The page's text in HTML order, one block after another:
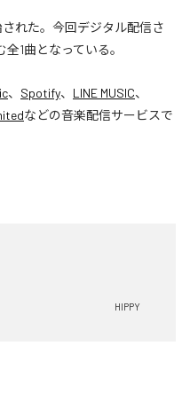
された。今回デジタル配信さ
1曲となっている。
、 Spotify、 LINE MUSIC、
などの音楽配信サービスで
HIPPY